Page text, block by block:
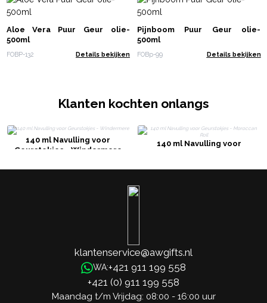
Aloe Vera Puur Geur olie-
500ml
FOBP-132 Details bekijken
Pijnboom Puur Geur olie-
500ml
FOBp-99 Details bekijken
Klanten kochten onlangs
140 ml Navulling voor
Geurstokjes - Windermere
140 ml Navulling voor
klantenservice@awgifts.nl
WA:+421 911 199 558
+421 (0) 911 199 558
Maandag t/m Vrijdag: 08:00 - 16:00 uur